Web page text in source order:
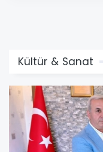
Kültür & Sanat